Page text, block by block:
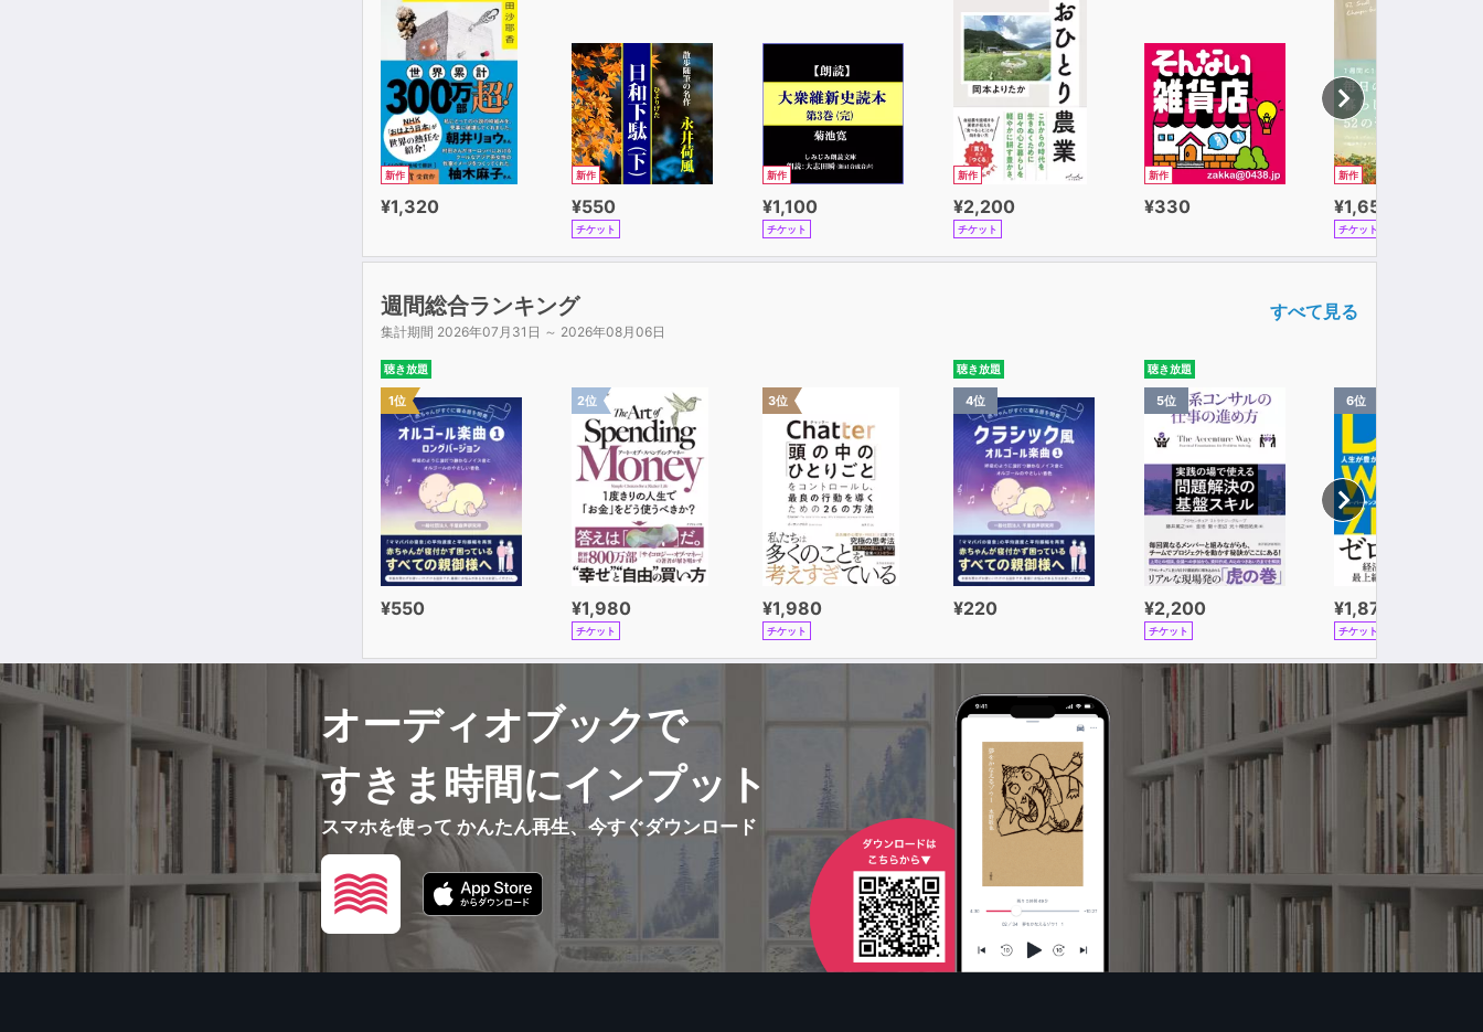
新作
¥1,320
新作
¥550
チケット
新作
¥1,100
チケット
新作
¥2,200
チケット
新作
¥330
新作
¥1,650
チケット
週間総合ランキング
集計期間 2026年07月31日 ～ 2026年08月06日
すべて見る
聴き放題
1位
¥550
2位
¥1,980
チケット
3位
¥1,980
チケット
聴き放題
4位
¥220
聴き放題
5位
¥2,200
チケット
6位
¥1,870
チケット
オーディオブックで
すきま時間にインプット
スマホを使って かんたん再生、今すぐダウンロード